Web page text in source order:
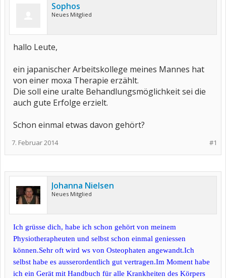
Sophos
Neues Mitglied
hallo Leute,
ein japanischer Arbeitskollege meines Mannes hat
von einer moxa Therapie erzählt.
Die soll eine uralte Behandlungsmöglichkeit sei die
auch gute Erfolge erzielt.
Schon einmal etwas davon gehört?
#1
7. Februar 2014
Johanna Nielsen
Neues Mitglied
Ich grüsse dich, habe ich schon gehört von meinem
Physiotherapheuten und selbst schon einmal geniessen
können.Sehr oft wird ws von Osteophaten angewandt.Ich
selbst habe es ausserordentlich gut vertragen.Im Moment habe
ich ein Gerät mit Handbuch für alle Krankheiten des Körpers